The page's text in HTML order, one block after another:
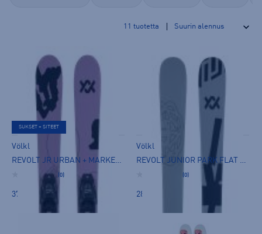
11 tuotetta
SUKSET + SITEET
Völkl
REVOLT JR URBAN + MARKER 7.0 VMOTION SIDE - twintip laskettelusukset
(0)
370,00 €
Völkl
REVOLT JUNIOR PARK FLAT - twintip laskettelusukset
(0)
280,00 €